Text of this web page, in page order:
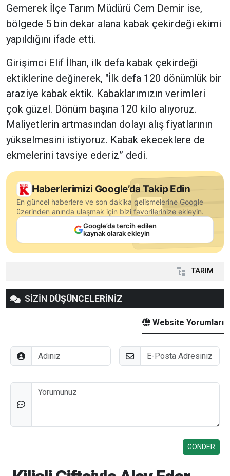
Gemerek İlçe Tarım Müdürü Cem Demir ise,
bölgede 5 bin dekar alana kabak çekirdeği ekimi
yapıldığını ifade etti.
Girişimci Elif İlhan, ilk defa kabak çekirdeği
ektiklerine değinerek, "İlk defa 120 dönümlük bir
araziye kabak ektik. Kabaklarımızın verimleri
çok güzel. Dönüm başına 120 kilo alıyoruz.
Maliyetlerin artmasından dolayı alış fiyatlarının
yükselmesini istiyoruz. Kabak ekeceklere de
ekmelerini tavsiye ederiz” dedi.
Haberlerimizi Google’da Takip Edin
En güncel haberlere ve son dakika gelişmelerine Google
üzerinden anında ulaşmak için bizi favorilerinize ekleyin.
Google’da tercih edilen
kaynak olarak ekleyin
TARIM
SİZİN DÜŞÜNCELERİNİZ
Website Yorumları
Adınız E-Posta
Düşünceleriniz